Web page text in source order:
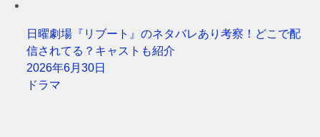
日曜劇場『リブート』のネタバレあり考察！どこで配
信されてる？キャストも紹介
2026年6月30日
ドラマ